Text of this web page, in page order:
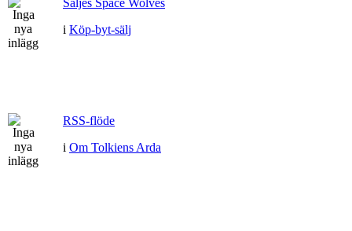
Säljes Space Wolves
i Köp-byt-sälj
RSS-flöde
i Om Tolkiens Arda